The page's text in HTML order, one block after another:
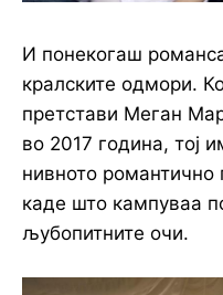
И понекогаш
кралските одмори.
претстави Меган
во 2017 година, тој
нивното
каде што кампуваа
љубопитните очи.